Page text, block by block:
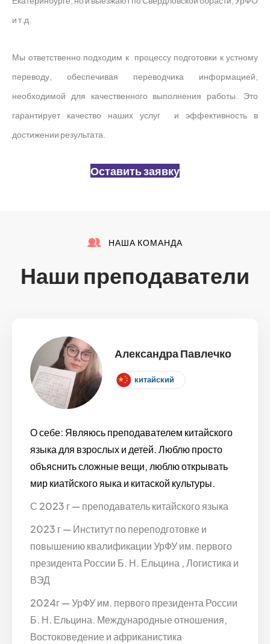
и т.д.
Мы ответственно подходим к процессу подготовки к устному
переводу, обеспечивая переводчика информацией,
необходимой для качественного выполнения работы. Это
гарантирует качество наших услуг и эффективность в
достижении результата.
Оставить заявку
НАША КОМАНДА
Наши преподаватели
Александра Павлечко
китайский
О себе: Являюсь преподавателем китайского
языка для взрослых и детей. Люблю просто
объяснить сложные вещи, люблю открывать
мир киатйского яыка и китаской культуры.
С 2023 г — преподаватель китайского языка
2023 г — Институт по переподготовке и
повышению квалификации УрФУ им. первого
президента России Б. Н. Ельцина , Логистика и
ВЭД
2024г — УрФУ им. первого президента России
Б. Н. Ельцина. Международные отношения,
Востоковедение и африканистика